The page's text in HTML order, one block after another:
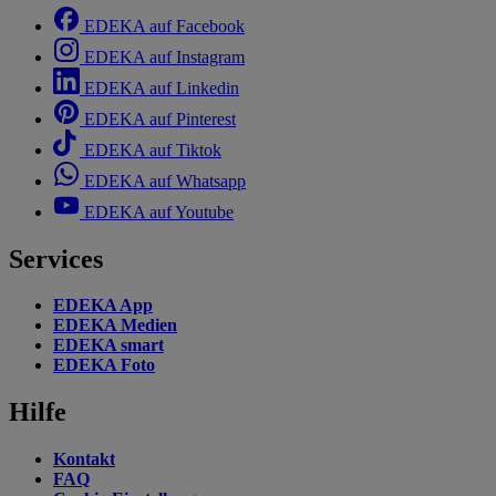
EDEKA auf Facebook
EDEKA auf Instagram
EDEKA auf Linkedin
EDEKA auf Pinterest
EDEKA auf Tiktok
EDEKA auf Whatsapp
EDEKA auf Youtube
Services
EDEKA App
EDEKA Medien
EDEKA smart
EDEKA Foto
Hilfe
Kontakt
FAQ